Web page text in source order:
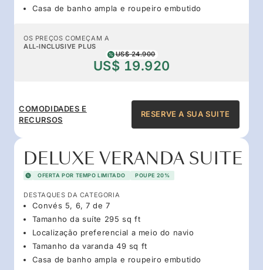
Casa de banho ampla e roupeiro embutido
OS PREÇOS COMEÇAM A
ALL-INCLUSIVE PLUS
US$ 24.900
US$ 19.920
COMODIDADES E
RECURSOS
RESERVE A SUA SUITE
DELUXE VERANDA SUITE
OFERTA POR TEMPO LIMITADO POUPE 20%
DESTAQUES DA CATEGORIA
Convés 5, 6, 7 de 7
Tamanho da suíte 295 sq ft
Localização preferencial a meio do navio
Tamanho da varanda 49 sq ft
Casa de banho ampla e roupeiro embutido